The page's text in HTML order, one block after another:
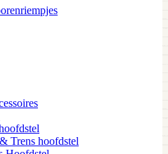
Trens hoofdstel